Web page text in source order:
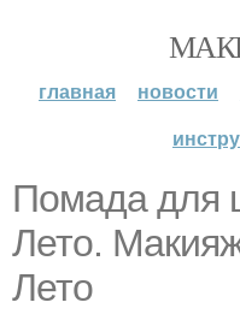
главная новости
Помада для
Лето.
Лето